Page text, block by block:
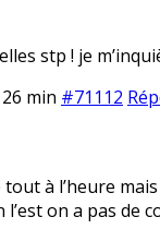
stp ! je
min #71112
tout à l’heure
on a pas de